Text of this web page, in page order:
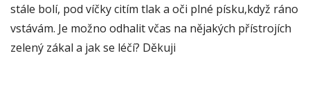
stále bolí, pod víčky citím tlak a oči plné písku,když ráno
vstávám. Je možno odhalit včas na nějakých přístrojích
zelený zákal a jak se léčí? Děkuji